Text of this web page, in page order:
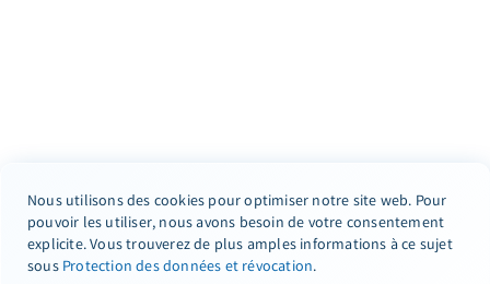
Nous utilisons des cookies pour optimiser notre site web. Pour
pouvoir les utiliser, nous avons besoin de votre consentement
explicite. Vous trouverez de plus amples informations à ce sujet
sous Protection des données et révocation.